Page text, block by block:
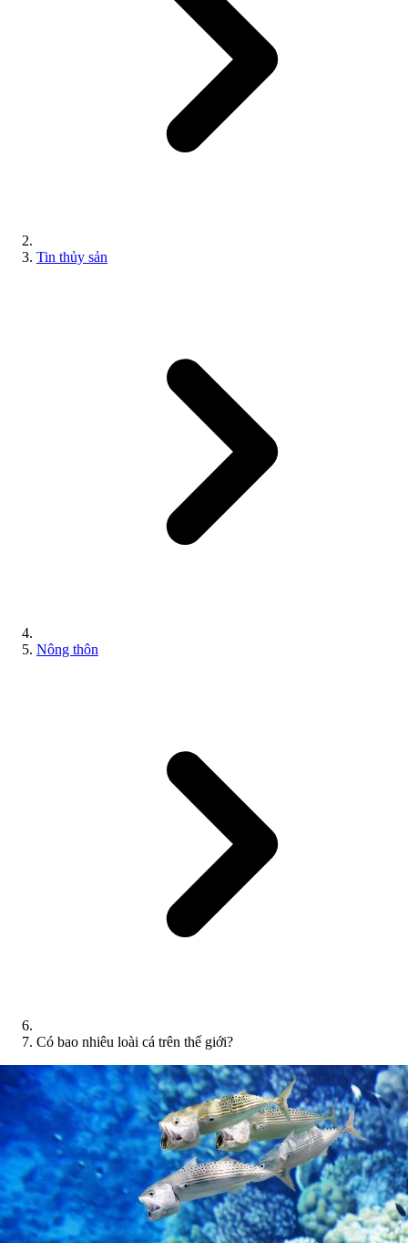
Tin thủy sản
Nông thôn
Có bao nhiêu loài cá trên thế giới?